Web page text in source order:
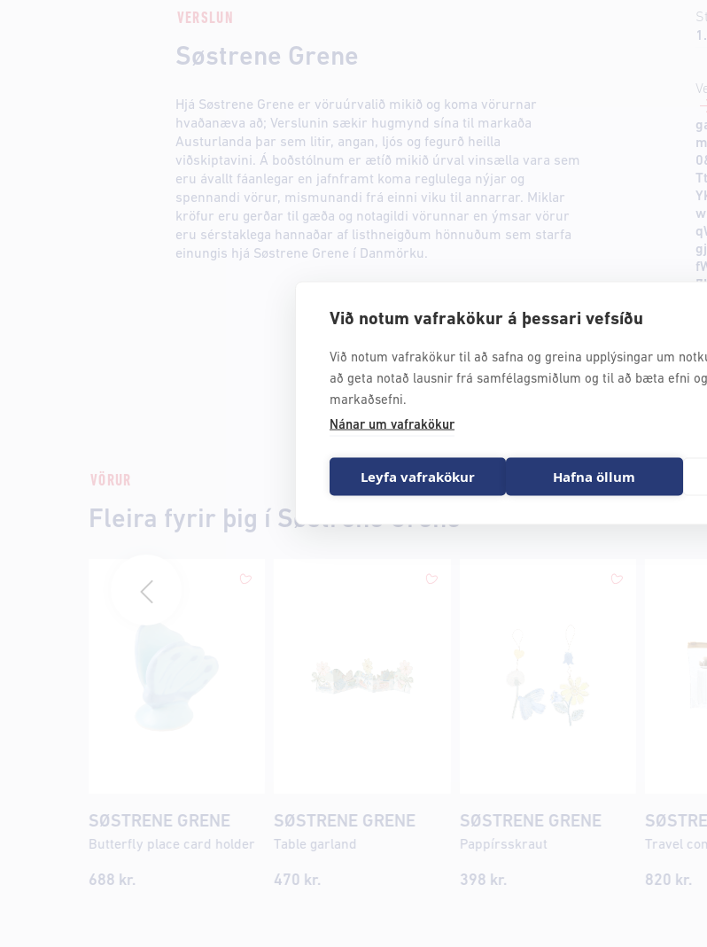
Við notum vafrakökur á þessari vefsíðu
Við notum vafrakökur til að safna og greina upplýsingar um
að geta notað lausnir frá samfélagsmiðlum og til að bæta efni
markaðsefni.
Nánar um vafrakökur
Leyfa vafrakökur Hafna öllum
VERSLUN
Søstrene Grene
Hjá Søstrene Grene er vöruúrvalið mikið og koma vörurnar
hvaðanæva að; Verslunin sækir hugmynd sína til markaða
Austurlanda þar sem litir, angan, ljós og fegurð heilla
viðskiptavini. Á boðstólnum er ætíð mikið úrval vinsælla vara sem
eru ávallt fáanlegar en jafnframt koma reglulega nýjar og
spennandi vörur, mismunandi frá einni viku til annarrar. Miklar
kröfur eru gerðar til gæða og notagildi vörunnar en ýmsar vörur
eru sérstaklega hannaðar af listhneigðum hönnuðum sem starfa
einungis hjá Søstrene Grene í Danmörku.
VÖRUR
Fleira fyrir þig í Søstrene Grene
SØSTRENE GRENE
Butterfly place card holder
688 kr.
SØSTRENE GRENE
Table garland
470 kr.
SØSTRENE GRENE
Pappírsskraut
398 kr.
Travel
820 kr.